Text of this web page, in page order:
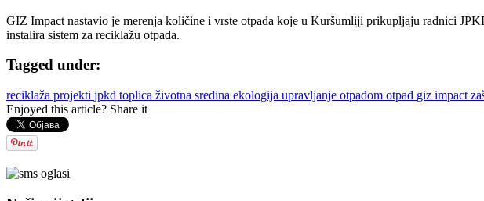
GIZ Impact nastavio je merenja količine i vrste otpada koje u Kuršumliji prikupljaju radnici
instalira sistem za reciklažu otpada.
Tagged under:
reciklaža projekti jpkd toplica životna sredina ekologija upravljanje otpadom otpad giz impact
Enjoyed this article? Share it